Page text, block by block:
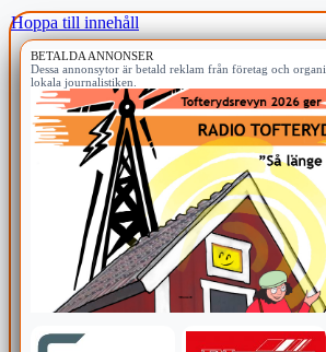
Hoppa till innehåll
BETALDA ANNONSER
Dessa annonsytor är betald reklam från företag och
lokala journalistiken.